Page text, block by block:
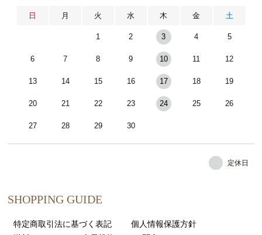
日 月 火 水 木 金 土
1 2 3 4 5
6 7 8 9 10 11 12
13 14 15 16 17 18 19
20 21 22 23 24 25 26
27 28 29 30
定休日
SHOPPING GUIDE
特定商取引法に基づく表記
個人情報保護方針